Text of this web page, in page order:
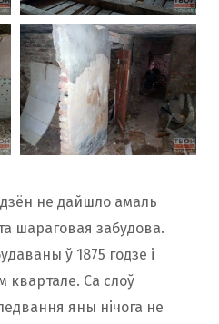
не дайшло амаль
шараговая забудова.
ў 1875 годзе і
квартале. Са слоў
яны нічога не